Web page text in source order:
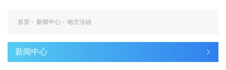
首页 - 新闻中心 - 地方活动
新闻中心